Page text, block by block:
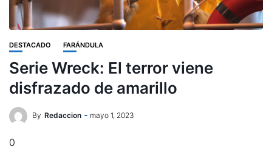
DESTACADO FARÁNDULA
Serie Wreck: El terror viene
disfrazado de amarillo
By Redaccion mayo 1, 2023
0